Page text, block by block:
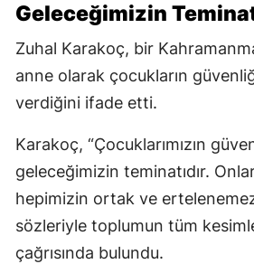
Geleceğimizin
Zuhal Karakoç, bir
anne olarak çocukların
verdiğini ifade etti.
Karakoç, “Çocuklarımızın
geleceğimizin teminatıdır.
hepimizin ortak ve
sözleriyle toplumun tüm
çağrısında bulundu.